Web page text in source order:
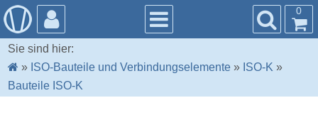
0
Sie sind hier:
» ISO-Bauteile und Verbindungselemente » ISO-K »
Bauteile ISO-K